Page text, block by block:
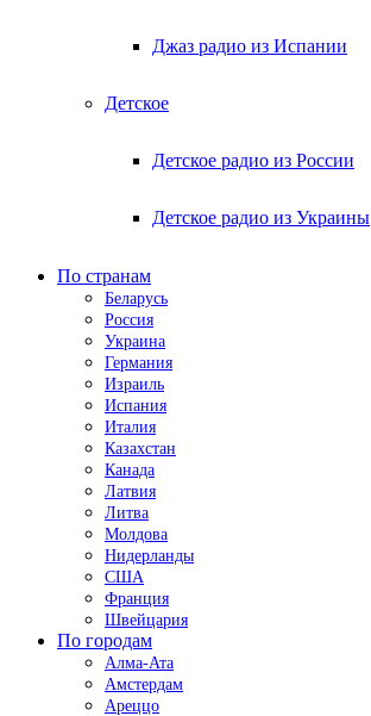
Джаз радио из Испании
Детское
Детское радио из России
Детское радио из Украины
По странам
Беларусь
Россия
Украина
Германия
Израиль
Испания
Италия
Казахстан
Канада
Латвия
Литва
Молдова
Нидерланды
США
Франция
Швейцария
По городам
Алма-Ата
Амстердам
Ареццо